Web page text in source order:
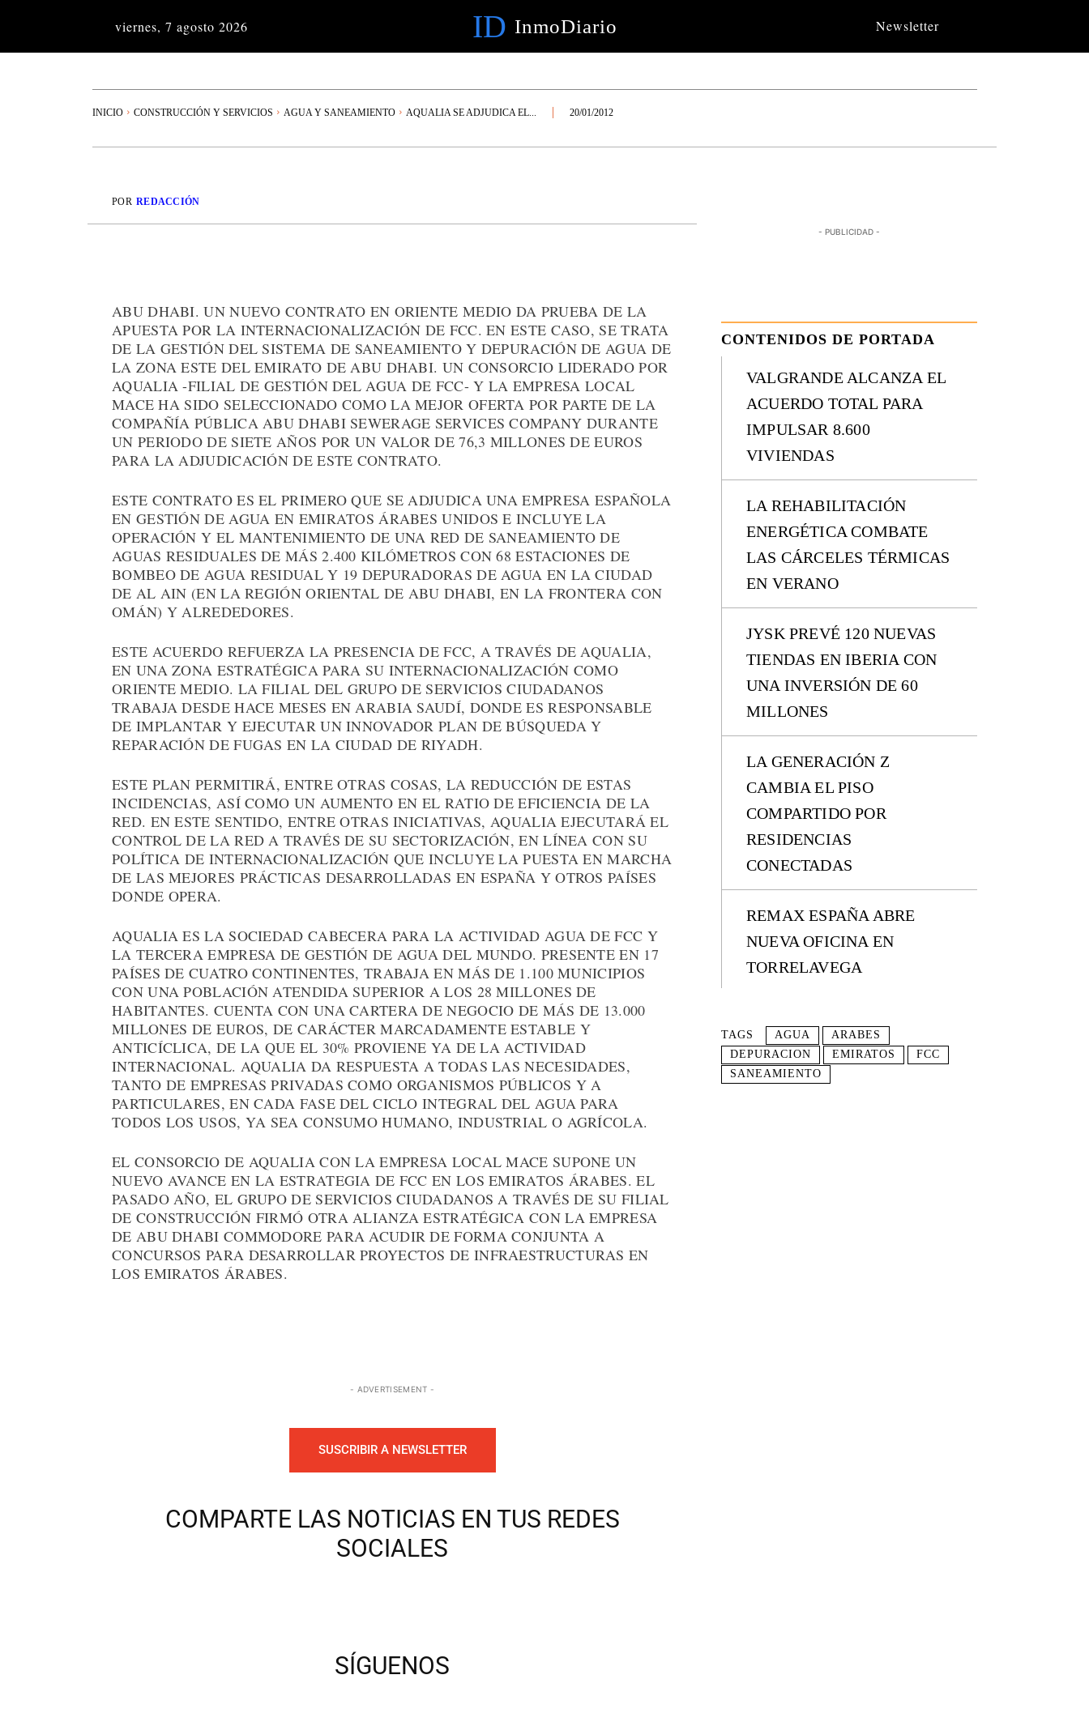
viernes, 7 agosto 2026 ID InmoDiario Newsletter
INICIO CONSTRUCCIÓN Y SERVICIOS AGUA Y SANEAMIENTO AQUALIA SE ADJUDICA EL... 20/01/2012
POR REDACCIÓN
ABU DHABI. UN NUEVO CONTRATO EN ORIENTE MEDIO DA PRUEBA DE LA
APUESTA POR LA INTERNACIONALIZACIÓN DE FCC. EN ESTE CASO, SE TRATA
DE LA GESTIÓN DEL SISTEMA DE SANEAMIENTO Y DEPURACIÓN DE AGUA DE
LA ZONA ESTE DEL EMIRATO DE ABU DHABI. UN CONSORCIO LIDERADO POR
AQUALIA -FILIAL DE GESTIÓN DEL AGUA DE FCC- Y LA EMPRESA LOCAL
MACE HA SIDO SELECCIONADO COMO LA MEJOR OFERTA POR PARTE DE LA
COMPAÑÍA PÚBLICA ABU DHABI SEWERAGE SERVICES COMPANY DURANTE
UN PERIODO DE SIETE AÑOS POR UN VALOR DE 76,3 MILLONES DE EUROS
PARA LA ADJUDICACIÓN DE ESTE CONTRATO.
ESTE CONTRATO ES EL PRIMERO QUE SE ADJUDICA UNA EMPRESA ESPAÑOLA
EN GESTIÓN DE AGUA EN EMIRATOS ÁRABES UNIDOS E INCLUYE LA
OPERACIÓN Y EL MANTENIMIENTO DE UNA RED DE SANEAMIENTO DE
AGUAS RESIDUALES DE MÁS 2.400 KILÓMETROS CON 68 ESTACIONES DE
BOMBEO DE AGUA RESIDUAL Y 19 DEPURADORAS DE AGUA EN LA CIUDAD
DE AL AIN (EN LA REGIÓN ORIENTAL DE ABU DHABI, EN LA FRONTERA CON
OMÁN) Y ALREDEDORES.
ESTE ACUERDO REFUERZA LA PRESENCIA DE FCC, A TRAVÉS DE AQUALIA,
EN UNA ZONA ESTRATÉGICA PARA SU INTERNACIONALIZACIÓN COMO
ORIENTE MEDIO. LA FILIAL DEL GRUPO DE SERVICIOS CIUDADANOS
TRABAJA DESDE HACE MESES EN ARABIA SAUDÍ, DONDE ES RESPONSABLE
DE IMPLANTAR Y EJECUTAR UN INNOVADOR PLAN DE BÚSQUEDA Y
REPARACIÓN DE FUGAS EN LA CIUDAD DE RIYADH.
ESTE PLAN PERMITIRÁ, ENTRE OTRAS COSAS, LA REDUCCIÓN DE ESTAS
INCIDENCIAS, ASÍ COMO UN AUMENTO EN EL RATIO DE EFICIENCIA DE LA
RED. EN ESTE SENTIDO, ENTRE OTRAS INICIATIVAS, AQUALIA EJECUTARÁ EL
CONTROL DE LA RED A TRAVÉS DE SU SECTORIZACIÓN, EN LÍNEA CON SU
POLÍTICA DE INTERNACIONALIZACIÓN QUE INCLUYE LA PUESTA EN MARCHA
DE LAS MEJORES PRÁCTICAS DESARROLLADAS EN ESPAÑA Y OTROS PAÍSES
DONDE OPERA.
AQUALIA ES LA SOCIEDAD CABECERA PARA LA ACTIVIDAD AGUA DE FCC Y
LA TERCERA EMPRESA DE GESTIÓN DE AGUA DEL MUNDO. PRESENTE EN 17
PAÍSES DE CUATRO CONTINENTES, TRABAJA EN MÁS DE 1.100 MUNICIPIOS
CON UNA POBLACIÓN ATENDIDA SUPERIOR A LOS 28 MILLONES DE
HABITANTES. CUENTA CON UNA CARTERA DE NEGOCIO DE MÁS DE 13.000
MILLONES DE EUROS, DE CARÁCTER MARCADAMENTE ESTABLE Y
ANTICÍCLICA, DE LA QUE EL 30% PROVIENE YA DE LA ACTIVIDAD
INTERNACIONAL. AQUALIA DA RESPUESTA A TODAS LAS NECESIDADES,
TANTO DE EMPRESAS PRIVADAS COMO ORGANISMOS PÚBLICOS Y A
PARTICULARES, EN CADA FASE DEL CICLO INTEGRAL DEL AGUA PARA
TODOS LOS USOS, YA SEA CONSUMO HUMANO, INDUSTRIAL O AGRÍCOLA.
EL CONSORCIO DE AQUALIA CON LA EMPRESA LOCAL MACE SUPONE UN
NUEVO AVANCE EN LA ESTRATEGIA DE FCC EN LOS EMIRATOS ÁRABES. EL
PASADO AÑO, EL GRUPO DE SERVICIOS CIUDADANOS A TRAVÉS DE SU FILIAL
DE CONSTRUCCIÓN FIRMÓ OTRA ALIANZA ESTRATÉGICA CON LA EMPRESA
DE ABU DHABI COMMODORE PARA ACUDIR DE FORMA CONJUNTA A
CONCURSOS PARA DESARROLLAR PROYECTOS DE INFRAESTRUCTURAS EN
LOS EMIRATOS ÁRABES.
- ADVERTISEMENT -
SUSCRIBIR A NEWSLETTER
COMPARTE LAS NOTICIAS EN TUS REDES
SOCIALES
SÍGUENOS
- PUBLICIDAD -
CONTENIDOS DE PORTADA
VALGRANDE ALCANZA EL
ACUERDO TOTAL PARA
IMPULSAR 8.600
VIVIENDAS
LA REHABILITACIÓN
ENERGÉTICA COMBATE
LAS CÁRCELES TÉRMICAS
EN VERANO
JYSK PREVÉ 120 NUEVAS
TIENDAS EN IBERIA CON
UNA INVERSIÓN DE 60
MILLONES
LA GENERACIÓN Z
CAMBIA EL PISO
COMPARTIDO POR
RESIDENCIAS
CONECTADAS
REMAX ESPAÑA ABRE
NUEVA OFICINA EN
TORRELAVEGA
TAGS AGUA
ARABES
DEPURACION
EMIRATOS
FCC
SANEAMIENTO